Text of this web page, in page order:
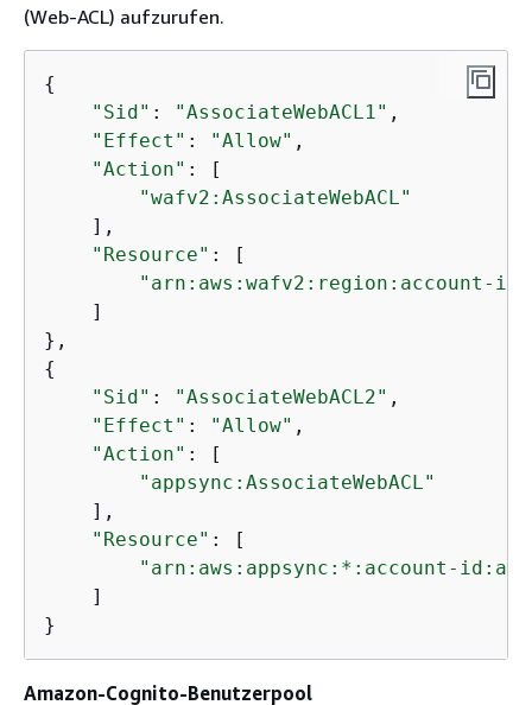
"Effect": "Allow",
"Action" : [
"appsync:SetWebACL"
"Resource"
"arn:aws:appsync:*:
(Web-ACL) aufzurufen.
{
"Sid" : "AssociateWebACL1" ,
"Effect" : "Allow" ,
"Action" : [
"wafv2:AssociateWebACL"
    ],
"Resource" : [
"arn:aws:wafv2:region:account-
    ]
{
"Sid" : "AssociateWebACL2" ,
"Effect" : "Allow" ,
"Action" : [
"appsync:AssociateWebACL"
    ],
"Resource" : [
"arn:aws:appsync:*:account-
    ]
}
Amazon-Cognito-Benutzerpool